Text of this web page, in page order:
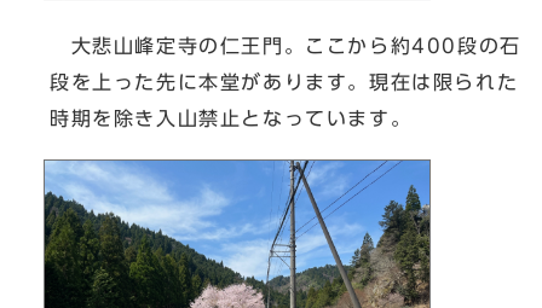
大悲山峰定寺の仁王門。ここから約400段の石
段を上った先に本堂があります。現在は限られた
時期を除き入山禁止となっています。